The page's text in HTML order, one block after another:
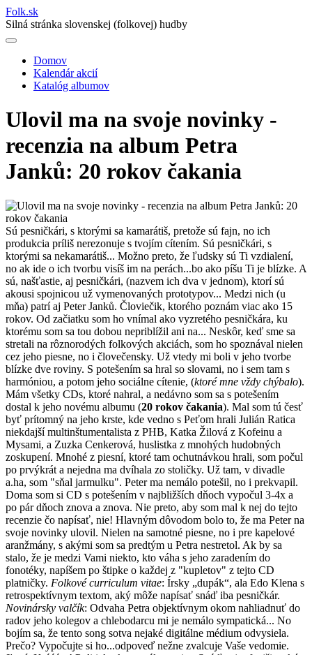
Folk.sk
Silná stránka slovenskej (folkovej) hudby
Main
navigation
Domov
Kalendár akcií
Katalóg albumov
Ulovil ma na svoje novinky -
recenzia na album Petra
Janků: 20 rokov čakania
Sú pesničkári, s ktorými sa kamarátiš, pretože sú fajn, no ich
produkcia príliš nerezonuje s tvojím cítením. Sú pesničkári, s
ktorými sa nekamarátiš... Možno preto, že ľudsky sú Ti vzdialení,
no ak ide o ich tvorbu visíš im na perách...bo ako píšu Ti je blízke. A
sú, našťastie, aj pesničkári, (nazvem ich dva v jednom), ktorí sú
akousi spojnicou už vymenovaných prototypov... Medzi nich (u
mňa) patrí aj Peter Janků. Človiečik, ktorého poznám viac ako 15
rokov. Od začiatku som ho vnímal ako vyzretého pesničkára, ku
ktorému som sa tou dobou nepriblížil ani na... Neskôr, keď sme sa
stretali na rôznorodých folkových akciách, som ho spoznával nielen
cez jeho piesne, no i človečensky. Už vtedy mi boli v jeho tvorbe
blízke dve roviny. S potešením sa hral so slovami, no i sem tam s
harmóniou, a potom jeho sociálne cítenie, (ktoré mne vždy chýbalo).
Mám všetky CDs, ktoré nahral, a nedávno som sa s potešením
dostal k jeho novému albumu (20 rokov čakania). Mal som tú česť
byť prítomný na jeho krste, kde vedno s Peťom hrali Julián Ratica
niekdajší multinštumentalista z PHB, Katka Žilová z Kofeinu a
Mysami, a Zuzka Cenkerová, huslistka z mnohých hudobných
zoskupení. Mnohé z piesní, ktoré tam ochutnávkou hrali, som počul
po prvýkrát a nejedna ma dvíhala zo stoličky. Už tam, v divadle
a.ha, som "sňal jarmulku". Peter ma nemálo potešil, no i prekvapil.
Doma som si CD s potešením v najbližších dňoch vypočul 3-4x a
po pár dňoch znova a znova. Nie preto, aby som mal k nej do tejto
recenzie čo napísať, nie! Hlavným dôvodom bolo to, že ma Peter na
svoje novinky ulovil. Nielen na samotné piesne, no i pre kapelové
aranžmány, s akými som sa predtým u Petra nestretol. Ak by sa
stalo, že je medzi Vami niekto, kto váha s jeho zaradením do
fonotéky, napíšem po štipke o každej z "kupletov" z tejto CD
platničky. Folkové curriculum vitae: Írsky „dupák“, ala Edo Klena s
retrospektívnym textom, aký môže napísať snáď iba pesničkár.
Novinársky valčík: Odvaha Petra objektívnym okom nahliadnuť do
radov jeho kolegov a chlebodarcu mi je nemálo sympatická... No
bojím sa, že tento song sotva nejaké digitálne médium odvysiela.
Prečo? Vypočujte si ho...odpoveď nežne zvalcuje Vaše vedomie.